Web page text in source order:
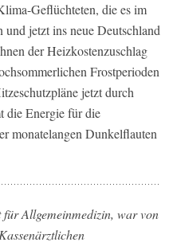
Geflüchteten, die es im
jetzt ins neue Deutschland
der Heizkostenzuschlag
Frostperioden
jetzt durch
die Energie für die
monatelangen Dunkelflauten
Allgemeinmedizin, war von